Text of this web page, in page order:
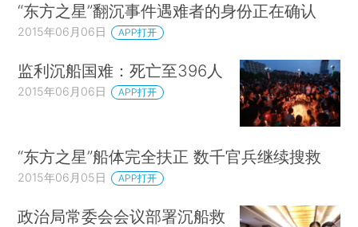
“东方之星”翻沉事件遇难者的身份正在确认
2015年06月06日 APP打开
监利沉船国难：死亡至396人
2015年06月06日 APP打开
“东方之星”船体完全扶正 数千官兵继续搜救
2015年06月05日 APP打开
政治局常委会会议部署沉船救